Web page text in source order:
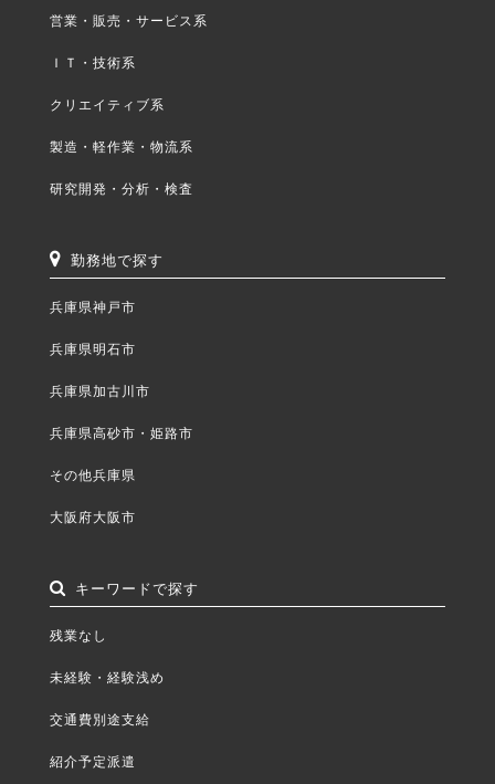
営業・販売・サービス系
ＩＴ・技術系
クリエイティブ系
製造・軽作業・物流系
研究開発・分析・検査
勤務地で探す
兵庫県神戸市
兵庫県明石市
兵庫県加古川市
兵庫県高砂市・姫路市
その他兵庫県
大阪府大阪市
キーワードで探す
残業なし
未経験・経験浅め
交通費別途支給
紹介予定派遣